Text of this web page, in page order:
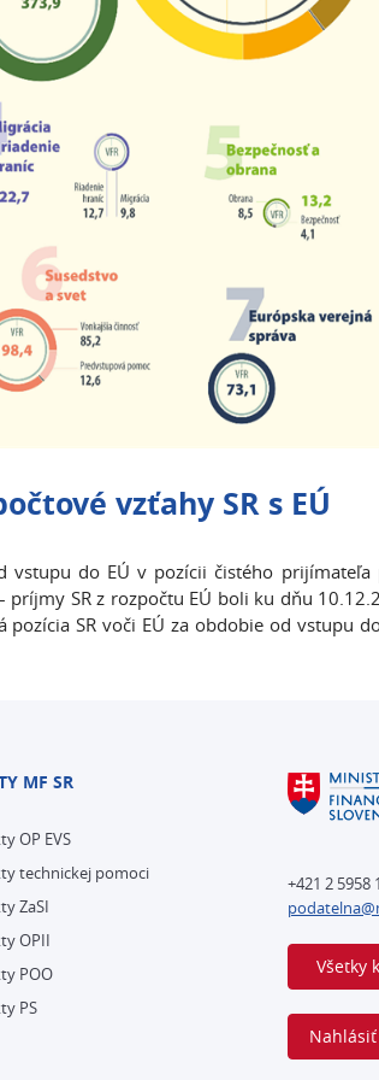
vzťahy SR s EÚ
vstupu do EÚ v pozícii čistého
príjmy SR z rozpočtu EÚ boli ku dňu
pozícia SR voči EÚ za obdobie od vstupu
MF SR
OP EVS
technickej pomoci
ZaSI
OPII
POO
PS
+421 2 5958
Všetky